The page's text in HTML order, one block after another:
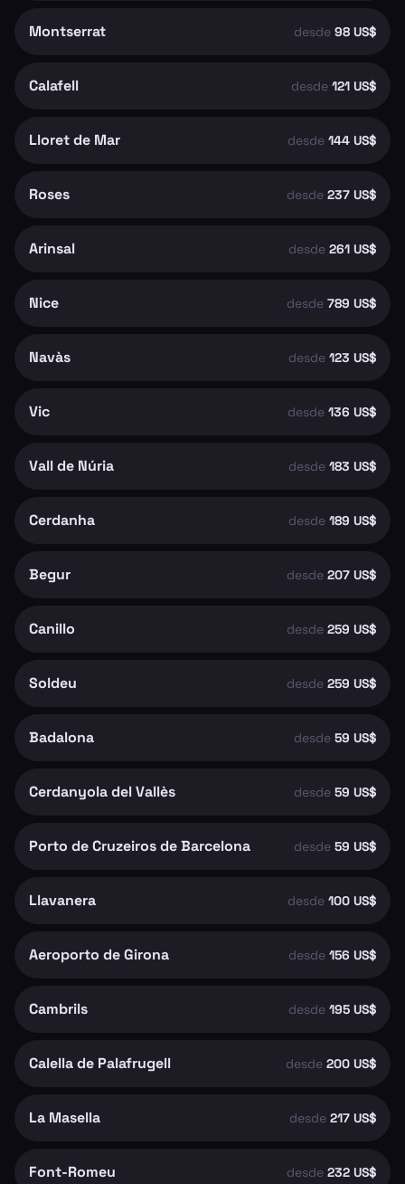
Montserrat desde 98 US$
Calafell desde 121 US$
Lloret de Mar desde 144 US$
Roses desde 237 US$
Arinsal desde 261 US$
Nice desde 789 US$
Navàs desde 123 US$
Vic desde 136 US$
Vall de Núria desde 183 US$
Cerdanha desde 189 US$
Begur desde 207 US$
Canillo desde 259 US$
Soldeu desde 259 US$
Badalona desde 59 US$
Cerdanyola del Vallès desde 59 US$
Porto de Cruzeiros de Barcelona desde 59 US$
Llavanera desde 100 US$
Aeroporto de Girona desde 156 US$
Cambrils desde 195 US$
Calella de Palafrugell desde 200 US$
La Masella desde 217 US$
Font-Romeu desde 232 US$